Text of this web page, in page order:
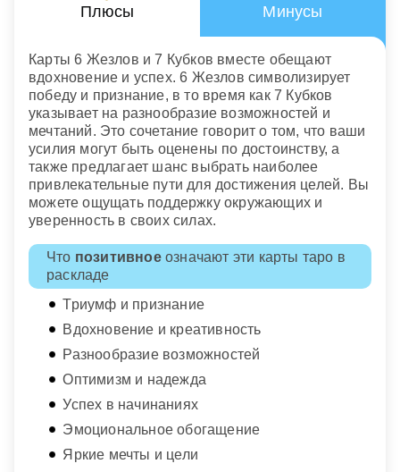
Плюсы Минусы
Карты 6 Жезлов и 7 Кубков вместе обещают
вдохновение и успех. 6 Жезлов символизирует
победу и признание, в то время как 7 Кубков
указывает на разнообразие возможностей и
мечтаний. Это сочетание говорит о том, что ваши
усилия могут быть оценены по достоинству, а
также предлагает шанс выбрать наиболее
привлекательные пути для достижения целей. Вы
можете ощущать поддержку окружающих и
уверенность в своих силах.
Что позитивноеозначают эти карты таро в
раскладе
Триумф и признание
Вдохновение и креативность
Разнообразие возможностей
Оптимизм и надежда
Успех в начинаниях
Эмоциональное обогащение
Яркие мечты и цели